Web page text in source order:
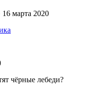
16 марта 2020